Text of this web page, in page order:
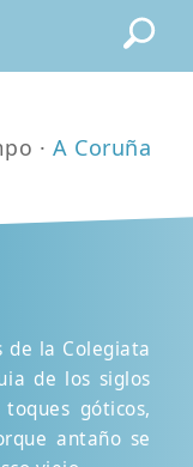
·A Coruña
de la Colegiata
de los siglos
góticos,
antaño se